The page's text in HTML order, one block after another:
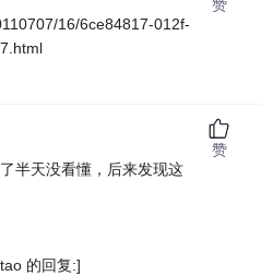
16/6ce84817-012f-
赞
半天没看懂，后来发现这
的回复:]
赞